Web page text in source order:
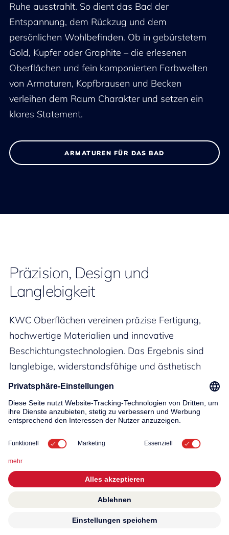
Ruhe ausstrahlt. So dient das Bad der
Entspannung, dem Rückzug und dem
persönlichen Wohlbefinden. Ob in gebürstetem
Gold, Kupfer oder Graphite – die erlesenen
Oberflächen und fein komponierten Farbwelten
von Armaturen, Kopfbrausen und Becken
verleihen dem Raum Charakter und setzen ein
klares Statement.
ARMATUREN FÜR DAS BAD
Präzision, Design und
Langlebigkeit
KWC Oberflächen vereinen präzise Fertigung,
hochwertige Materialien und innovative
Beschichtungstechnologien. Das Ergebnis sind
langlebige, widerstandsfähige und ästhetisch
anspruchsvolle Oberflächen, die im Alltag ebenso
Verfahren setzt KWC Massstäbe in der
Oberflächenveredelung – und bietet
Architektinnen, Planern und Designliebhabern
Weitere Inspirationen finden Sie auch in unserem